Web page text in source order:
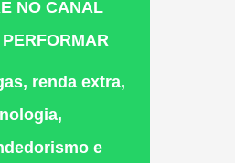
NO CANAL
renda extra,
e